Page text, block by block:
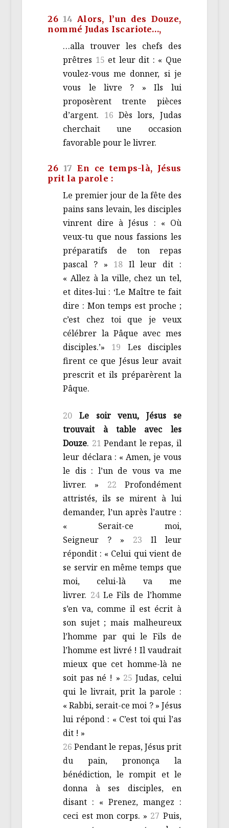
26 14 Alors, l’un des Douze,
nommé Judas Iscariote…,
…alla trouver les chefs des
prêtres 15 et leur dit : « Que
voulez-vous me donner, si je
vous le livre ? » Ils lui
proposèrent trente pièces
d’argent. 16Dès lors, Judas
cherchait une occasion
favorable pour le livrer.
26 17En ce temps-là, Jésus
prit la parole :
Le premier jour de la fête des
pains sans levain, les disciples
vinrent dire à Jésus : « Où
veux-tu que nous fassions les
préparatifs de ton repas
pascal ? » 18 Il leur dit :
« Allez à la ville, chez un tel,
et dites-lui : ‘Le Maître te fait
dire : Mon temps est proche ;
c’est chez toi que je veux
célébrer la Pâque avec mes
disciples.’» 19 Les disciples
firent ce que Jésus leur avait
prescrit et ils préparèrent la
Pâque.
20Le soir venu, Jésus se
trouvait à table avec les
Douze. 21Pendant le repas, il
leur déclara : « Amen, je vous
le dis : l’un de vous va me
livrer. » 22 Profondément
attristés, ils se mirent à lui
demander, l’un après l’autre :
« Serait-ce moi,
Seigneur ? » 23 Il leur
répondit : « Celui qui vient de
se servir en même temps que
moi, celui-là va me
livrer. 24 Le Fils de l’homme
s’en va, comme il est écrit à
son sujet ; mais malheureux
l’homme par qui le Fils de
l’homme est livré ! Il vaudrait
mieux que cet homme-là ne
soit pas né ! » 25Judas, celui
qui le livrait, prit la parole :
« Rabbi, serait-ce moi ? » Jésus
lui répond : « C’est toi qui l’as
dit ! »
26Pendant le repas, Jésus prit
du pain, prononça la
bénédiction, le rompit et le
donna à ses disciples, en
disant : « Prenez, mangez :
ceci est mon corps. » 27 Puis,